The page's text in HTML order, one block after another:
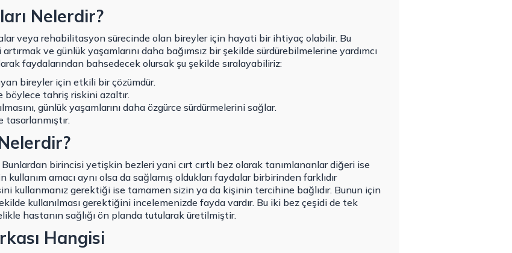
Nelerdir?
veya rehabilitasyon sürecinde olan bireyler için hayati bir ihtiyaç olabilir. Bu
ve günlük yaşamlarını daha bağımsız bir şekilde sürdürebilmelerine yardımcı
faydalarından bahsedecek olursak şu şekilde sıralayabiliriz:
bireyler için etkili bir çözümdür.
böylece tahriş riskini azaltır.
günlük yaşamlarını daha özgürce sürdürmelerini sağlar.
tasarlanmıştır.
birincisi yetişkin bezleri yani cırt cırtlı bez olarak tanımlananlar diğeri ise
amacı aynı olsa da sağlamış oldukları faydalar birbirinden farklıdır
kullanmanız gerektiği ise tamamen sizin ya da kişinin tercihine bağlıdır. Bunun için
kullanılması gerektiğini incelemenizde fayda vardır. Bu iki bez çeşidi de tek
hastanın sağlığı ön planda tutularak üretilmiştir.
Hangisi